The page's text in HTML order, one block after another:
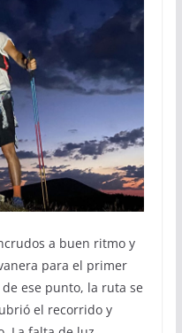
a buen ritmo y
para el primer
ese punto, la ruta se
el recorrido y